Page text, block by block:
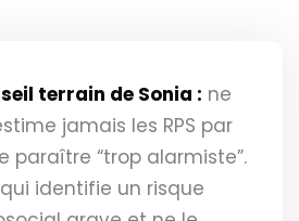
terrain de Sonia : ne
jamais les RPS par
paraître “trop alarmiste”.
identifie un risque